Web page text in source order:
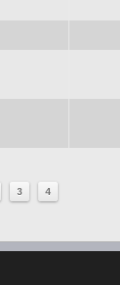
3 4